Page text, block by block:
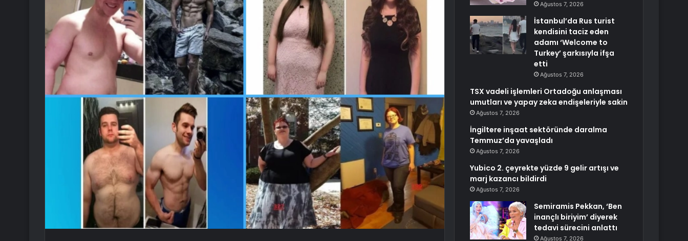
Ağustos 7, 2026
İstanbul’da Rus turist
kendisini taciz eden
adamı ‘Welcome to
Turkey’ şarkısıyla ifşa
etti
Ağustos 7, 2026
TSX vadeli işlemleri Ortadoğu anlaşması
umutları ve yapay zeka endişeleriyle sakin
Ağustos 7, 2026
İngiltere inşaat sektöründe daralma
Temmuz’da yavaşladı
Ağustos 7, 2026
Yubico 2. çeyrekte yüzde 9 gelir artışı ve
marj kazancı bildirdi
Ağustos 7, 2026
Semiramis Pekkan, ‘Ben
inançlı biriyim’ diyerek
tedavi sürecini anlattı
Ağustos 7, 2026